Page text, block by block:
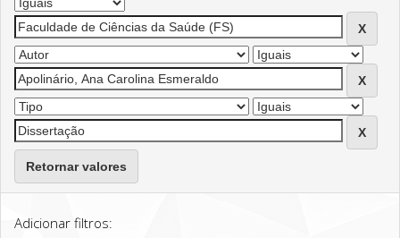
Retornar valores
Adicionar filtros: